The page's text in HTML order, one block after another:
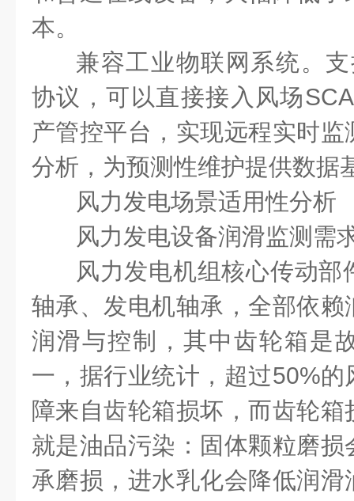
本。
兼容工业物联网系统。
协议，可以直接接入风场
产管控平台，实现远程实时
分析，为预测性维护提供数据
风力发电场景适用性分析
风力发电设备润滑监测需
风力发电机组核心传动部
轴承、发电机轴承，全部依
润滑与控制，其中齿轮箱是
一，据行业统计，超过50%的
障来自齿轮箱损坏，而齿轮
就是油品污染：固体颗粒磨
承磨损，进水乳化会降低润